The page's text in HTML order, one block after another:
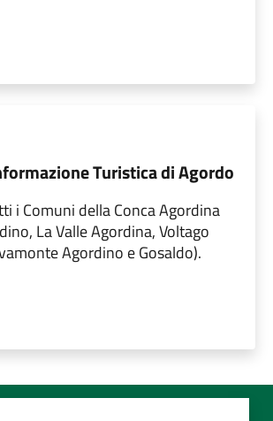
Turistica di Agordo
i Comuni della Conca Agordina
La Valle Agordina, Voltago
Agordino e Gosaldo).